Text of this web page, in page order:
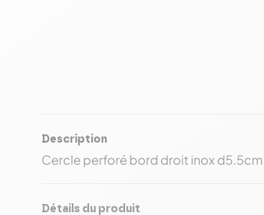
Description
Cercle perforé bord droit inox
Détails du produit